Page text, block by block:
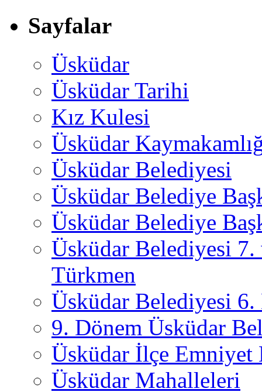
Sayfalar
Üsküdar
Üsküdar Tarihi
Kız Kulesi
Üsküdar
Üsküdar Belediyesi
Üsküdar Belediye
Üsküdar Belediye
Üsküdar Belediyesi
Türkmen
Üsküdar Belediyesi 6.
9. Dönem Üsküdar
Üsküdar İlçe
Üsküdar Mahalleleri